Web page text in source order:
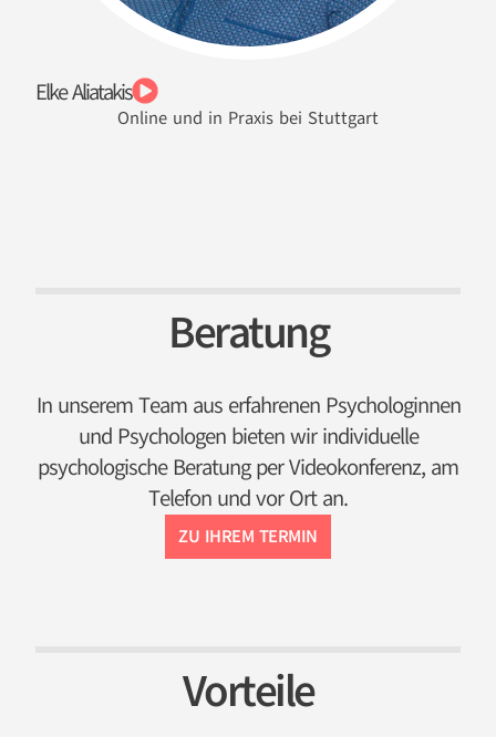
Elke Aliatakis
Online und in Praxis bei Stuttgart
Beratung
In unserem Team aus erfahrenen Psychologinnen
und Psychologen bieten wir individuelle
psychologische Beratung per Videokonferenz, am
Telefon und vor Ort an.
ZU IHREM TERMIN
Vorteile